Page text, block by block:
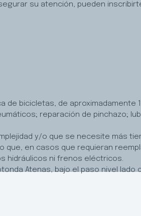
su atención, pueden
de bicicletas, de aproximadamente
reparación de pinchazo;
y/o que se necesite más
que, en casos que requieran
hidráulicos ni frenos eléctricos.
Atenas, bajo el paso nivel